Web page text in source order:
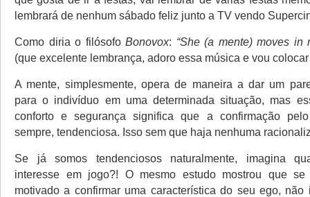
lembrará de nenhum sábado feliz junto a TV vendo
Como diria o filósofoBonovox: “She (a mente) moves in
(que excelente lembrança, adoro essa música e vou
A mente, simplesmente, opera de maneira a dar um
para o indivíduo em uma determinada situação, mas
conforto e segurança significa que a confirmação
sempre, tendenciosa. Isso sem que haja nenhuma
Se já somos tendenciosos naturalmente, imagina
interesse em jogo?! O mesmo estudo mostrou que
motivado a confirmar uma característica do seu ego,